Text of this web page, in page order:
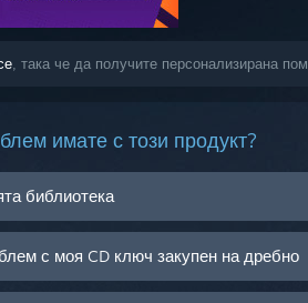
, така че да получите персонализирана
имате с този продукт?
библиотека
с моя CD ключ закупен на дребно